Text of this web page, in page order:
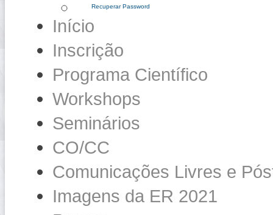
Recuperar Password
Início
Inscrição
Programa Científico
Workshops
Seminários
CO/CC
Comunicações Livres e
Imagens da ER 2021